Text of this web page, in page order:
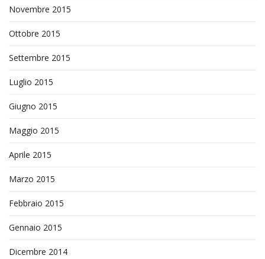
Novembre 2015
Ottobre 2015
Settembre 2015
Luglio 2015
Giugno 2015
Maggio 2015
Aprile 2015
Marzo 2015
Febbraio 2015
Gennaio 2015
Dicembre 2014